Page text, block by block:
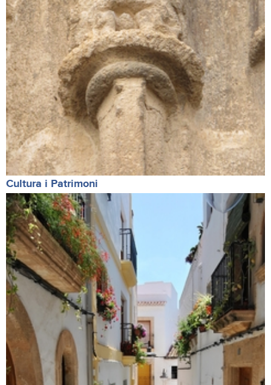
Cultura i Patrimoni